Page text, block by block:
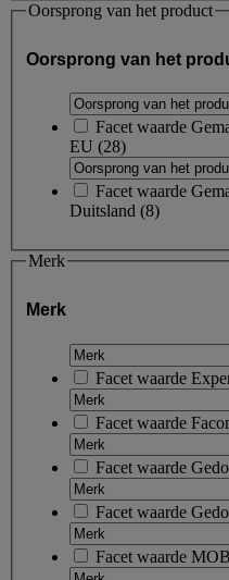
Oorsprong van het product
Oorsprong van het
Facet waarde
EU (28)
Facet waarde
Duitsland (8)
Merk
Merk
Facet waarde
Facet waarde
Facet waarde
Facet waarde
Facet waarde MOB